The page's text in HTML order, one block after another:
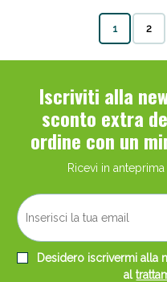
1 2
Iscriviti alla
sconto extra
ordine con un
Ricevi in
Desidero iscrivermi alla
al